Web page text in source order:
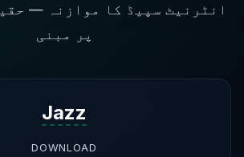
انٹرنیٹ سپیڈ کا موازنہ —
پر مبنی
Jazz
DOWNLOAD